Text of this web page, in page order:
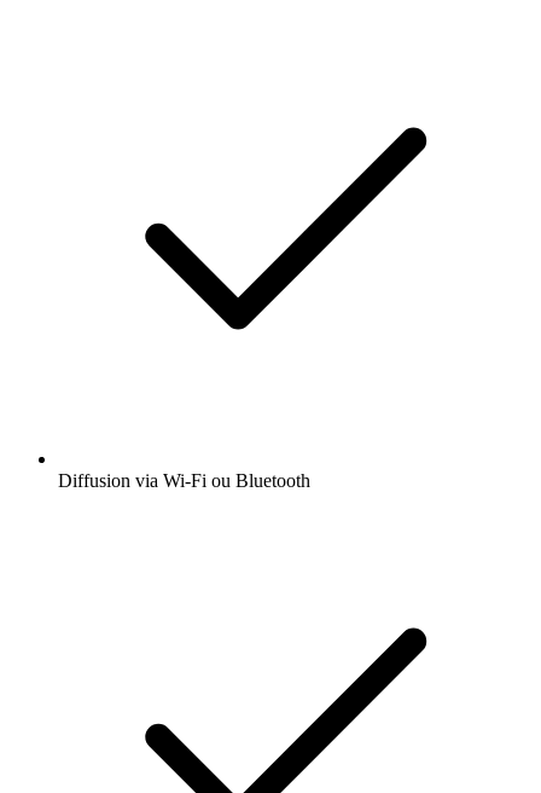
Diffusion via Wi-Fi ou Bluetooth